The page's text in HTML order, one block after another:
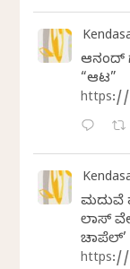
ಆನಂದ್‌
“ಆಟ”
https://
ಮದುವೆ
ಲಾಸ್‌
ಚಾಪೆಲ್’
https://